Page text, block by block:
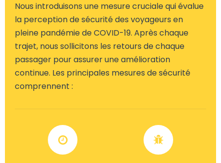
Nous introduisons une mesure cruciale qui évalue
la perception de sécurité des voyageurs en
pleine pandémie de COVID-19. Après chaque
trajet, nous sollicitons les retours de chaque
passager pour assurer une amélioration
continue. Les principales mesures de sécurité
comprennent :